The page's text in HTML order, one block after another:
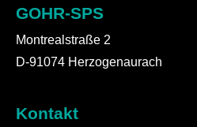
GOHR-SPS
Montrealstraße 2
D-91074 Herzogenaurach
Kontakt